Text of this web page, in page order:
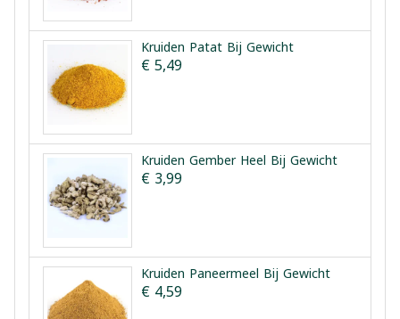
Kruiden Patat Bij Gewicht
€ 5,49
Kruiden Gember Heel Bij Gewicht
€ 3,99
Kruiden Paneermeel Bij Gewicht
€ 4,59